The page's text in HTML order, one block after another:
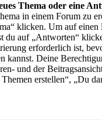
Thema oder eine
in einem Forum zu
klicken. Um auf einen
du auf „Antworten“
erforderlich ist,
kannst. Deine
und der
erstellen“, „Du